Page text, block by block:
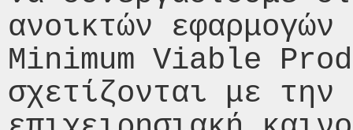
ανοικτών
Minimum Viable
σχετίζονται με την